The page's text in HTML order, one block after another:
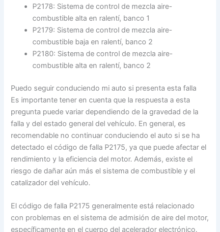
P2178: Sistema de control de mezcla aire-
combustible alta en ralentí, banco 1
P2179: Sistema de control de mezcla aire-
combustible baja en ralentí, banco 2
P2180: Sistema de control de mezcla aire-
combustible alta en ralentí, banco 2
Puedo seguir conduciendo mi auto si presenta esta falla
Es importante tener en cuenta que la respuesta a esta
pregunta puede variar dependiendo de la gravedad de la
falla y del estado general del vehículo. En general, es
recomendable no continuar conduciendo el auto si se ha
detectado el código de falla P2175, ya que puede afectar el
rendimiento y la eficiencia del motor. Además, existe el
riesgo de dañar aún más el sistema de combustible y el
catalizador del vehículo.
El código de falla P2175 generalmente está relacionado
con problemas en el sistema de admisión de aire del motor,
específicamente en el cuerpo del acelerador electrónico.